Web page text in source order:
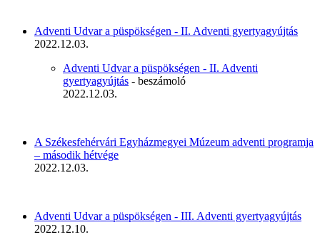
Adventi Udvar a püspökségen - II. Adventi gyertyagyújtás
2022.12.03.
Adventi Udvar a püspökségen - II. Adventi
gyertyagyújtás - beszámoló
2022.12.03.
A Székesfehérvári Egyházmegyei Múzeum adventi programja
– második hétvége
2022.12.03.
Adventi Udvar a püspökségen - III. Adventi gyertyagyújtás
2022.12.10.